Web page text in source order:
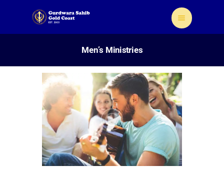
Men’s Ministries
Home
About Us
Sikhism
Gallery
Donate